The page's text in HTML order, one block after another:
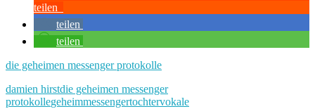
teilen
teilen
teilen
die geheimen messenger protokolle
damien hirstdie geheimen messenger
protokollegeheimmessengertochtervokale